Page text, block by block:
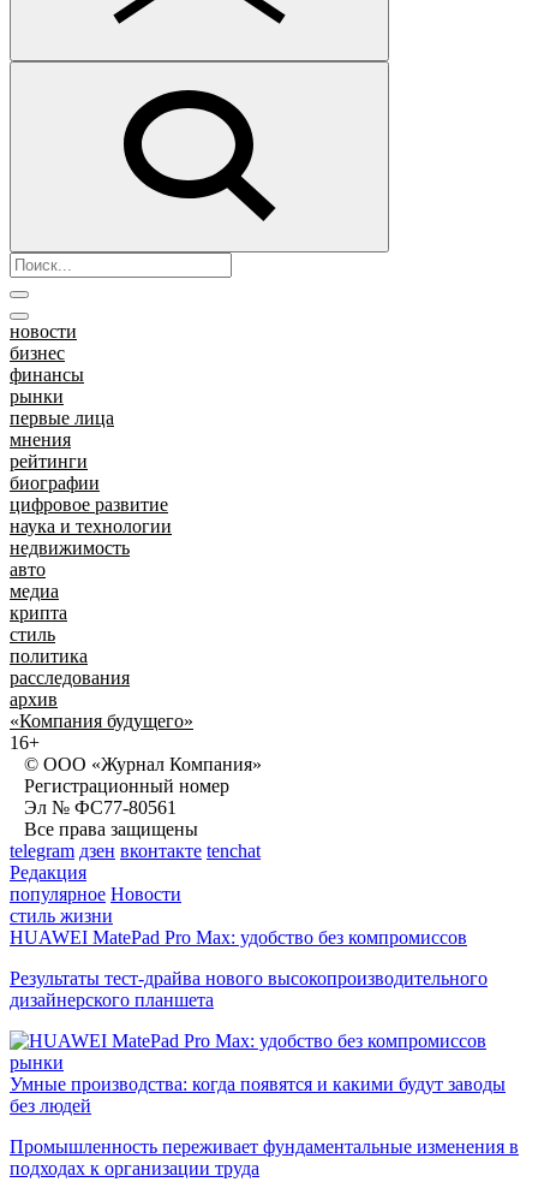
новости
бизнес
финансы
рынки
первые лица
мнения
рейтинги
биографии
цифровое развитие
наука и технологии
недвижимость
авто
медиа
крипта
стиль
политика
расследования
архив
«Компания будущего»
16+
© ООО «Журнал Компания»
Регистрационный номер
Эл № ФС77-80561
Все права защищены
telegram дзен вконтакте tenchat
Редакция
популярное Новости
стиль жизни
HUAWEI MatePad Pro Max: удобство без компромиссов
Результаты тест-драйва нового высокопроизводительного
дизайнерского планшета
рынки
Умные производства: когда появятся и какими будут заводы
без людей
Промышленность переживает фундаментальные изменения в
подходах к организации труда